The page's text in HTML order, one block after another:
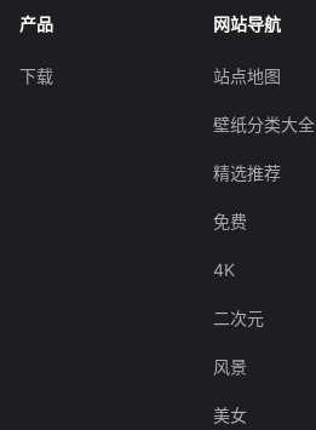
产品
下载
网站导航
站点地图
壁纸分类大全
精选推荐
免费
4K
二次元
风景
美女